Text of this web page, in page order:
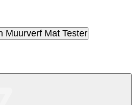
Muurverf Mat Tester